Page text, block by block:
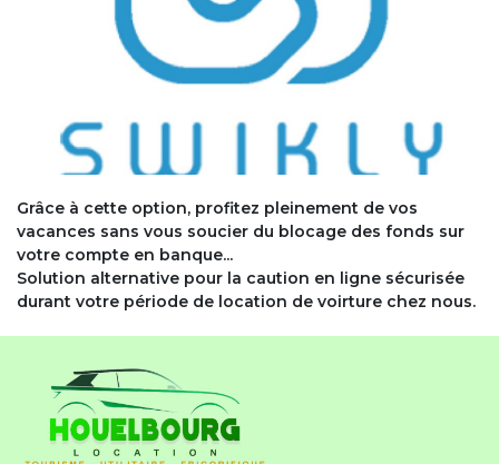
Grâce à cette option, profitez pleinement de vos
vacances sans vous soucier du blocage des fonds sur
votre compte en banque...
Solution alternative pour la caution en ligne sécurisée
durant votre période de location de voirture chez nous.